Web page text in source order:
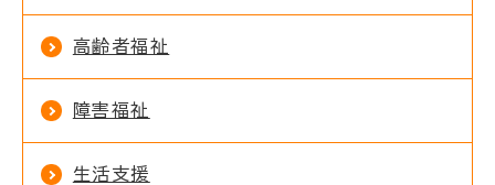
高齢者福祉
障害福祉
生活支援